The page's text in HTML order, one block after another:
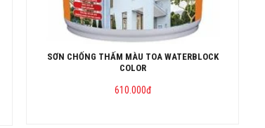
SƠN CHỐNG THẤM MÀU TOA WATERBLOCK
COLOR
610.000đ